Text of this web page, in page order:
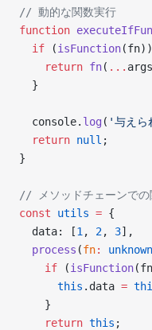
// 動的な関数実行
function
  if
(isFunction
    return
fn( ...
  }
  console.
log ( '与えら
  return
null ;
}
// メソッドチェーンでの
const utils = {
  data: [
1 , 2, 3],
  process
(fn: unknown
    if
(isFunction
      this
.data =
    }
    return
this ;